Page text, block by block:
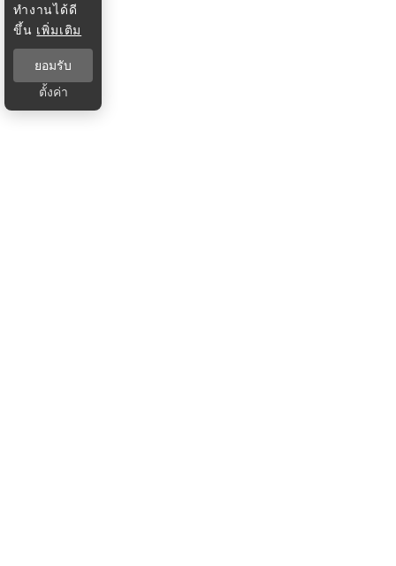
ทำงานได้ดี
ขึ้น เพิ่มเติม
ยอมรับ
ตั้งค่า